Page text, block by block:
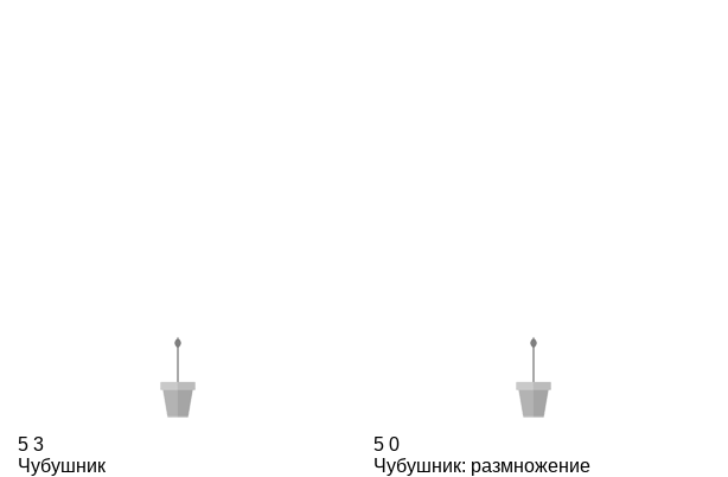
5 3
Чубушник
5 0
Чубушник: размножение